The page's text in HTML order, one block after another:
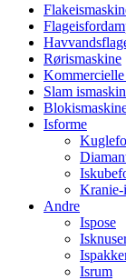
Rørismaskine
Slam
Isforme
Kranie-
Andre
Ispose
Isrum